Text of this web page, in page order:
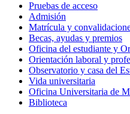
Pruebas de acceso
Admisión
Matrícula y
Becas, ayudas y premios
Oficina del estudiante y
Orientación laboral y
Observatorio y casa del
Vida universitaria
Oficina Universitaria de
Biblioteca